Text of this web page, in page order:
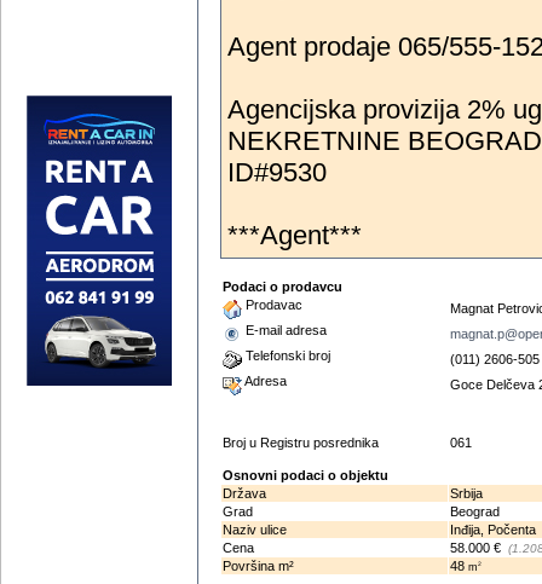
Agent prodaje 065/555-
Agencijska provizija 2%
NEKRETNINE BEOGRAD
ID#9530
***Agent***
Podaci o prodavcu
Prodavac
Magnat
E-mail adresa
Telefonski broj
(011) 2606-505
Adresa
Goce Delčeva
Broj u Registru posrednika 061
Osnovni podaci o objektu
Država
Srbija
Grad
Beograd
Naziv ulice
Inđija, Počenta
Cena
58.000 €
Površina m² 48 m2